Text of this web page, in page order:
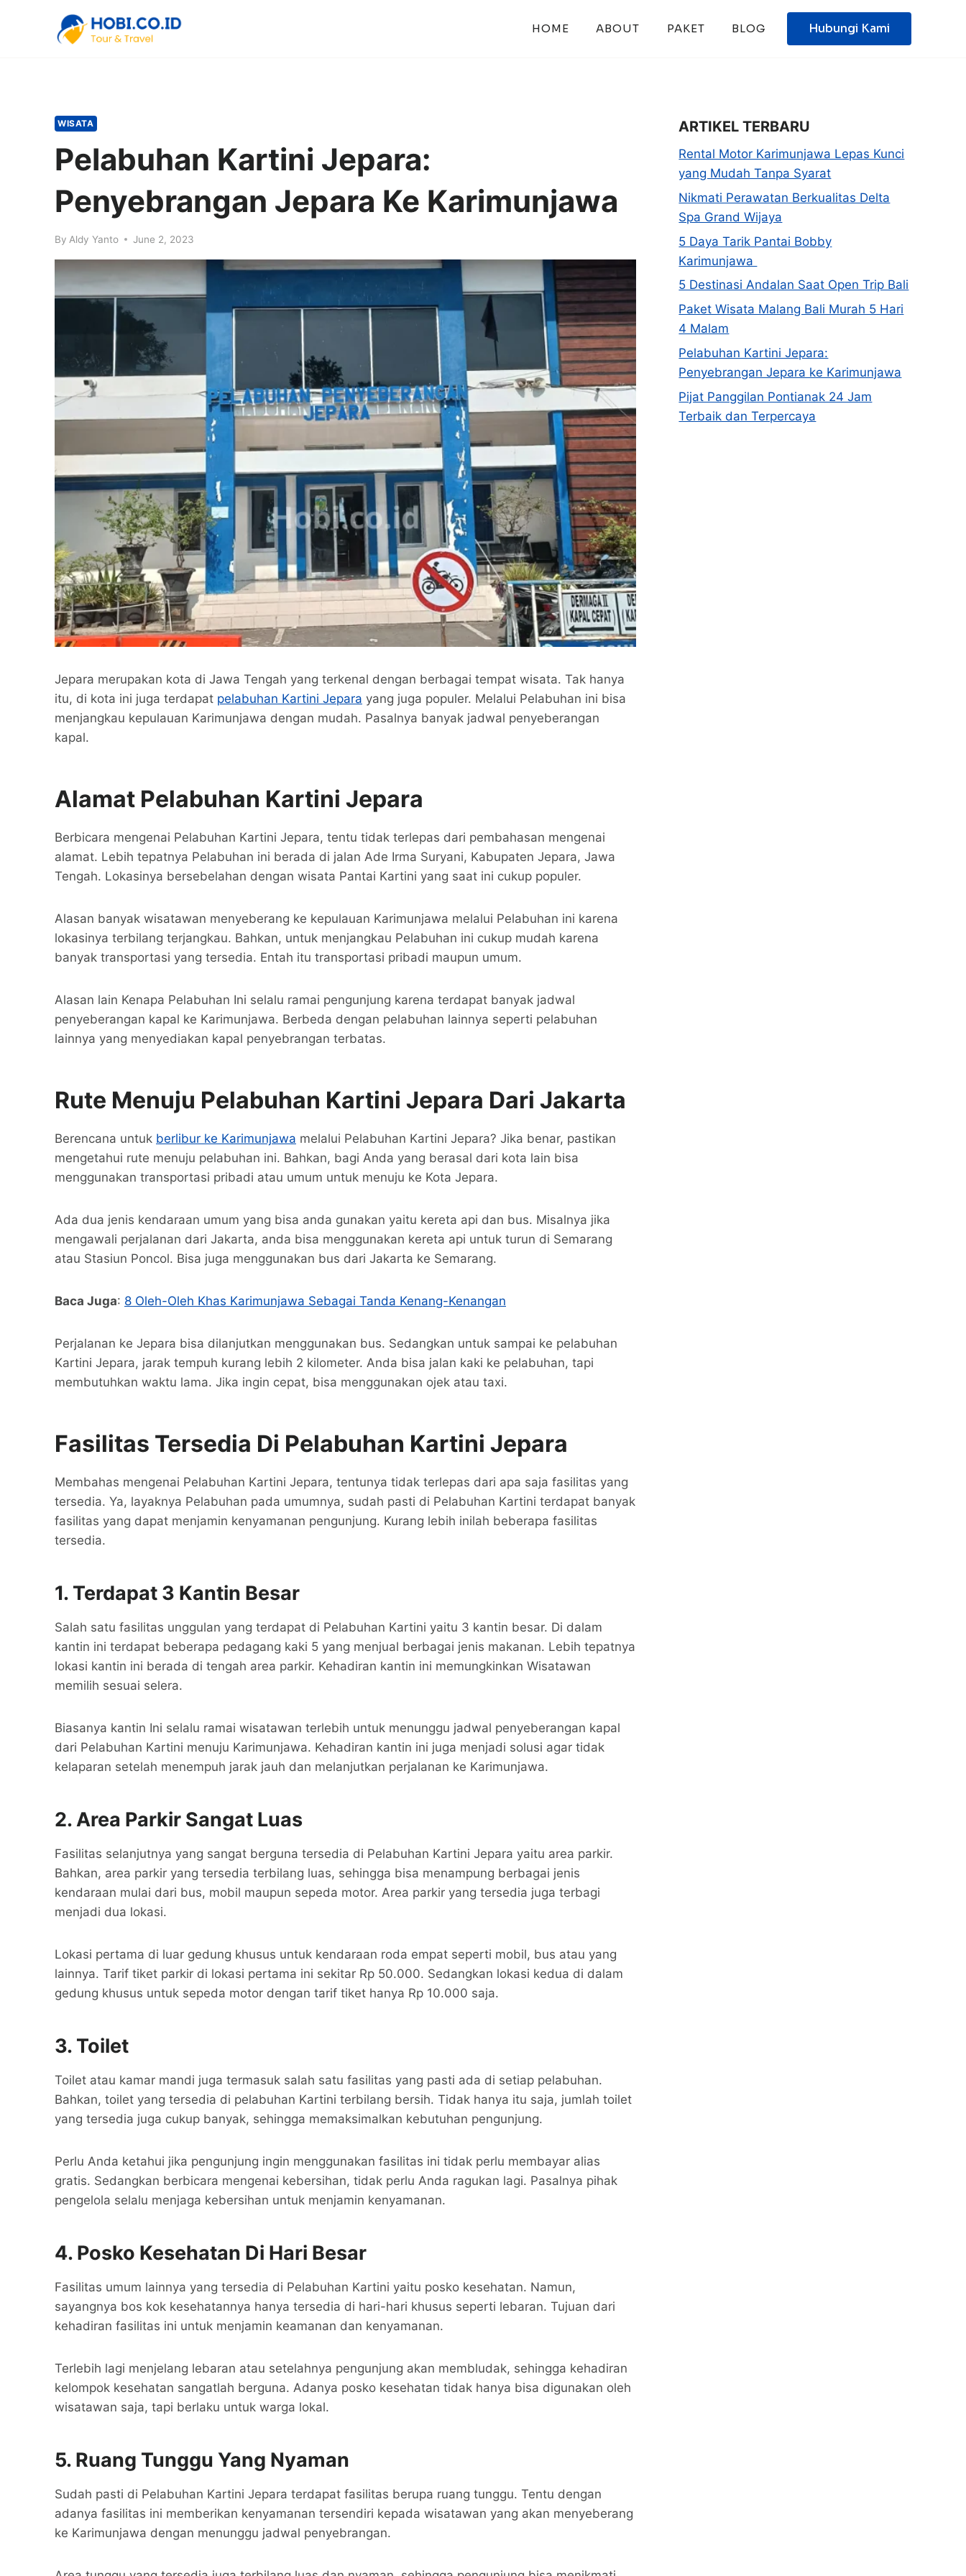
HOME ABOUT PAKET BLOG Hubungi Kami
WISATA
Pelabuhan Kartini Jepara:
Penyebrangan Jepara Ke Karimunjawa
By Aldy Yanto June 2, 2023
Jepara merupakan kota di Jawa Tengah yang terkenal dengan berbagai tempat wisata. Tak hanya
itu, di kota ini juga terdapat pelabuhan Kartini Jepara yang juga populer. Melalui Pelabuhan ini bisa
menjangkau kepulauan Karimunjawa dengan mudah. Pasalnya banyak jadwal penyeberangan
kapal.
Alamat Pelabuhan Kartini Jepara
Berbicara mengenai Pelabuhan Kartini Jepara, tentu tidak terlepas dari pembahasan mengenai
alamat. Lebih tepatnya Pelabuhan ini berada di jalan Ade Irma Suryani, Kabupaten Jepara, Jawa
Tengah. Lokasinya bersebelahan dengan wisata Pantai Kartini yang saat ini cukup populer.
Alasan banyak wisatawan menyeberang ke kepulauan Karimunjawa melalui Pelabuhan ini karena
lokasinya terbilang terjangkau. Bahkan, untuk menjangkau Pelabuhan ini cukup mudah karena
banyak transportasi yang tersedia. Entah itu transportasi pribadi maupun umum.
Alasan lain Kenapa Pelabuhan Ini selalu ramai pengunjung karena terdapat banyak jadwal
penyeberangan kapal ke Karimunjawa. Berbeda dengan pelabuhan lainnya seperti pelabuhan
lainnya yang menyediakan kapal penyebrangan terbatas.
Rute Menuju Pelabuhan Kartini Jepara Dari Jakarta
Berencana untuk berlibur ke Karimunjawa melalui Pelabuhan Kartini Jepara? Jika benar, pastikan
mengetahui rute menuju pelabuhan ini. Bahkan, bagi Anda yang berasal dari kota lain bisa
menggunakan transportasi pribadi atau umum untuk menuju ke Kota Jepara.
Ada dua jenis kendaraan umum yang bisa anda gunakan yaitu kereta api dan bus. Misalnya jika
mengawali perjalanan dari Jakarta, anda bisa menggunakan kereta api untuk turun di Semarang
atau Stasiun Poncol. Bisa juga menggunakan bus dari Jakarta ke Semarang.
Baca Juga: 8 Oleh-Oleh Khas Karimunjawa Sebagai Tanda Kenang-Kenangan
Perjalanan ke Jepara bisa dilanjutkan menggunakan bus. Sedangkan untuk sampai ke pelabuhan
Kartini Jepara, jarak tempuh kurang lebih 2 kilometer. Anda bisa jalan kaki ke pelabuhan, tapi
membutuhkan waktu lama. Jika ingin cepat, bisa menggunakan ojek atau taxi.
Fasilitas Tersedia Di Pelabuhan Kartini Jepara
Membahas mengenai Pelabuhan Kartini Jepara, tentunya tidak terlepas dari apa saja fasilitas yang
tersedia. Ya, layaknya Pelabuhan pada umumnya, sudah pasti di Pelabuhan Kartini terdapat banyak
fasilitas yang dapat menjamin kenyamanan pengunjung. Kurang lebih inilah beberapa fasilitas
tersedia.
1. Terdapat 3 Kantin Besar
Salah satu fasilitas unggulan yang terdapat di Pelabuhan Kartini yaitu 3 kantin besar. Di dalam
kantin ini terdapat beberapa pedagang kaki 5 yang menjual berbagai jenis makanan. Lebih tepatnya
lokasi kantin ini berada di tengah area parkir. Kehadiran kantin ini memungkinkan Wisatawan
memilih sesuai selera.
Biasanya kantin Ini selalu ramai wisatawan terlebih untuk menunggu jadwal penyeberangan kapal
dari Pelabuhan Kartini menuju Karimunjawa. Kehadiran kantin ini juga menjadi solusi agar tidak
kelaparan setelah menempuh jarak jauh dan melanjutkan perjalanan ke Karimunjawa.
2.Area Parkir Sangat Luas
Fasilitas selanjutnya yang sangat berguna tersedia di Pelabuhan Kartini Jepara yaitu area parkir.
Bahkan, area parkir yang tersedia terbilang luas, sehingga bisa menampung berbagai jenis
kendaraan mulai dari bus, mobil maupun sepeda motor. Area parkir yang tersedia juga terbagi
menjadi dua lokasi.
Lokasi pertama di luar gedung khusus untuk kendaraan roda empat seperti mobil, bus atau yang
lainnya. Tarif tiket parkir di lokasi pertama ini sekitar Rp 50.000. Sedangkan lokasi kedua di dalam
gedung khusus untuk sepeda motor dengan tarif tiket hanya Rp 10.000 saja.
3. Toilet
Toilet atau kamar mandi juga termasuk salah satu fasilitas yang pasti ada di setiap pelabuhan.
Bahkan, toilet yang tersedia di pelabuhan Kartini terbilang bersih. Tidak hanya itu saja, jumlah toilet
yang tersedia juga cukup banyak, sehingga memaksimalkan kebutuhan pengunjung.
Perlu Anda ketahui jika pengunjung ingin menggunakan fasilitas ini tidak perlu membayar alias
gratis. Sedangkan berbicara mengenai kebersihan, tidak perlu Anda ragukan lagi. Pasalnya pihak
pengelola selalu menjaga kebersihan untuk menjamin kenyamanan.
4. Posko Kesehatan Di Hari Besar
Fasilitas umum lainnya yang tersedia di Pelabuhan Kartini yaitu posko kesehatan. Namun,
sayangnya bos kok kesehatannya hanya tersedia di hari-hari khusus seperti lebaran. Tujuan dari
kehadiran fasilitas ini untuk menjamin keamanan dan kenyamanan.
Terlebih lagi menjelang lebaran atau setelahnya pengunjung akan membludak, sehingga kehadiran
kelompok kesehatan sangatlah berguna. Adanya posko kesehatan tidak hanya bisa digunakan oleh
wisatawan saja, tapi berlaku untuk warga lokal.
5. Ruang Tunggu Yang Nyaman
Sudah pasti di Pelabuhan Kartini Jepara terdapat fasilitas berupa ruang tunggu. Tentu dengan
adanya fasilitas ini memberikan kenyamanan tersendiri kepada wisatawan yang akan menyeberang
ke Karimunjawa dengan menunggu jadwal penyebrangan.
ARTIKEL TERBARU
Rental Motor Karimunjawa Lepas Kunci
yang Mudah Tanpa Syarat
Nikmati Perawatan Berkualitas Delta
Spa Grand Wijaya
5 Daya Tarik Pantai Bobby
Karimunjawa
5 Destinasi Andalan Saat Open Trip Bali
Paket Wisata Malang Bali Murah 5 Hari
4 Malam
Pelabuhan Kartini Jepara:
Penyebrangan Jepara ke Karimunjawa
Pijat Panggilan Pontianak 24 Jam
Terbaik dan Terpercaya